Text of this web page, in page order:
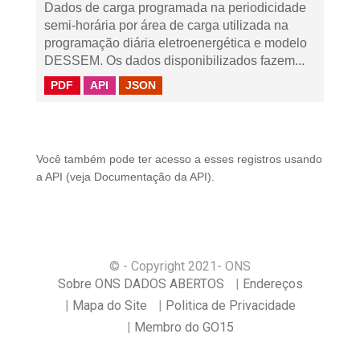
Dados de carga programada na periodicidade
semi-horária por área de carga utilizada na
programação diária eletroenergética e modelo
DESSEM. Os dados disponibilizados fazem...
PDF API JSON
Você também pode ter acesso a esses registros usando
a API (veja Documentação da API ).
© - Copyright 2021 - ONS
Sobre ONS DADOS ABERTOS
Endereços
Mapa do Site
Politica de Privacidade
Membro do GO15